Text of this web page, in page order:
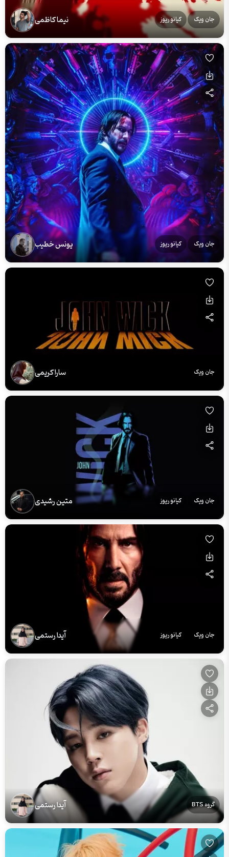
جان ویک کیانو ریوز نیما کاظمی
جان ویک کیانو ریوز یونس خطیب
جان ویک سارا کریمی
جان ویک کیانو ریوز متین رشیدی
جان ویک کیانو ریوز آیدا رستمی
گروه BTS آیدا رستمی